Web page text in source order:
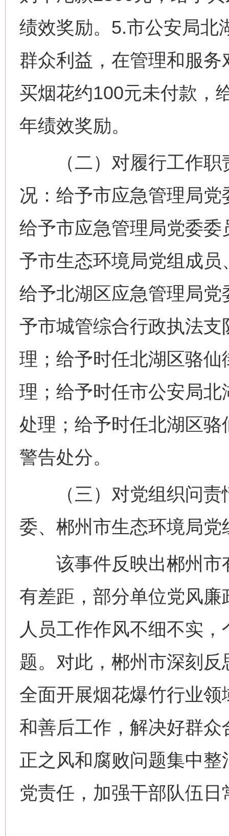
绩效奖励。5.市公安局北
群众利益，在管理和服
买烟花约100元未付款，
年绩效奖励。
（二）对履行工作职
况：给予市应急管理局
给予市应急管理局党委
予市生态环境局党组成
给予北湖区应急管理局
予市城管综合行政执法
理；给予时任北湖区骆
理；给予时任市公安局
处理；给予时任北湖区
警告处分。
（三）对党组织问责
委、郴州市生态环境局
该事件反映出郴州市
有差距，部分单位党风
人员工作作风不细不实
题。对此，郴州市深刻
全面开展烟花爆竹行业
和善后工作，解决好群
正之风和腐败问题集中
党责任，加强干部队伍